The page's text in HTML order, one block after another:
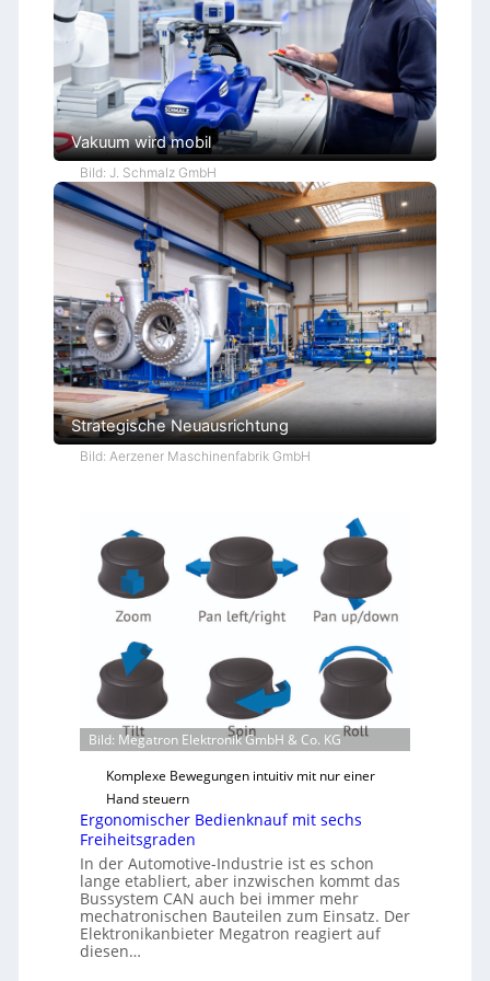
Vakuum wird mobil
Bild: J. Schmalz GmbH
Strategische Neuausrichtung
Bild: Aerzener Maschinenfabrik GmbH
Bild: Megatron Elektronik GmbH & Co. KG
Komplexe Bewegungen intuitiv mit nur einer
Hand steuern
Ergonomischer Bedienknauf mit sechs
Freiheitsgraden
In der Automotive-Industrie ist es schon
lange etabliert, aber inzwischen kommt das
Bussystem CAN auch bei immer mehr
mechatronischen Bauteilen zum Einsatz. Der
Elektronikanbieter Megatron reagiert auf
diesen…